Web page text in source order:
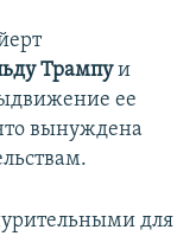
Трампуи
ее
вынуждена
для